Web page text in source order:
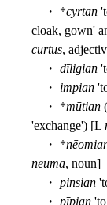
・ *cyrtan
cloak, gown'
curtus,
・ dīligian
・ impian
・ *mūtian
'exchange') [L
・ *
neuma, noun]
・ pinsian
・ pīpian